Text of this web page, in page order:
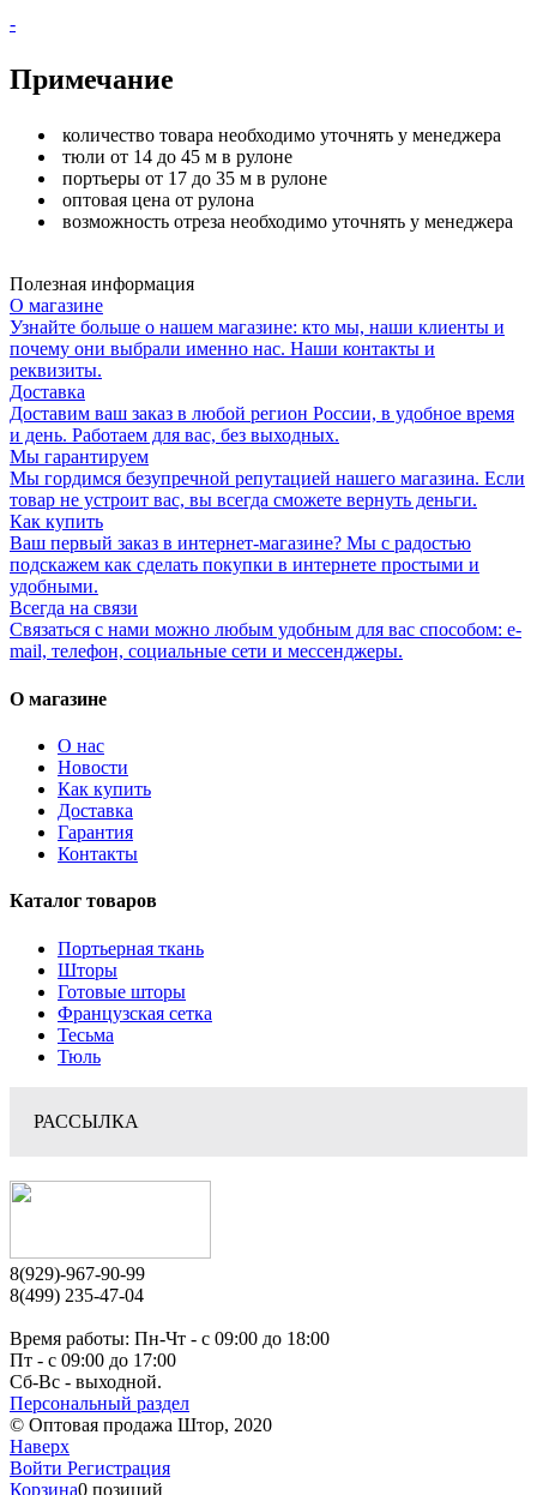
-
Примечание
количество товара необходимо уточнять у менеджера
тюли от 14 до 45 м в рулоне
портьеры от 17 до 35 м в рулоне
оптовая цена от рулона
возможность отреза необходимо уточнять у менеджера
Полезная информация
О магазине
Узнайте больше о нашем магазине: кто мы, наши клиенты и
почему они выбрали именно нас. Наши контакты и
реквизиты.
Доставка
Доставим ваш заказ в любой регион России, в удобное время
и день. Работаем для вас, без выходных.
Мы гарантируем
Мы гордимся безупречной репутацией нашего магазина. Если
товар не устроит вас, вы всегда сможете вернуть деньги.
Как купить
Ваш первый заказ в интернет-магазине? Мы с радостью
подскажем как сделать покупки в интернете простыми и
удобными.
Всегда на связи
Связаться с нами можно любым удобным для вас способом: e-
mail, телефон, социальные сети и мессенджеры.
О магазине
О нас
Новости
Как купить
Доставка
Гарантия
Контакты
Каталог товаров
Портьерная ткань
Шторы
Готовые шторы
Французская сетка
Тесьма
Тюль
РАССЫЛКА
8(929)-967-90-99
8(499) 235-47-04
Время работы: Пн-Чт - c 09:00 до 18:00
Пт - с 09:00 до 17:00
Сб-Вс - выходной.
Персональный раздел
© Оптовая продажа Штор, 2020
Наверх
Войти Регистрация
Корзина0 позиций